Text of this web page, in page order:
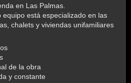
en Las Palmas.
está especializado en las
chalets y viviendas unifamiliares
de la obra
y constante